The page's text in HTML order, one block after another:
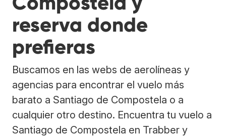
reserva donde
prefieras
Buscamos en las webs de aerolíneas y
agencias para encontrar el vuelo más
barato a Santiago de Compostela o a
cualquier otro destino. Encuentra tu vuelo a
Santiago de Compostela en Trabber y